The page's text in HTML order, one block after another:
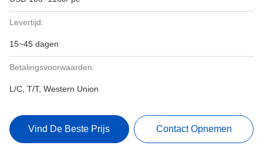
Levertijd:
15~45 dagen
Betalingsvoorwaarden:
L/C, T/T, Western Union
Vind De Beste Prijs Contact Opnemen